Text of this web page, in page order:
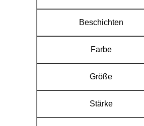
Beschichten
Farbe
Größe
Stärke